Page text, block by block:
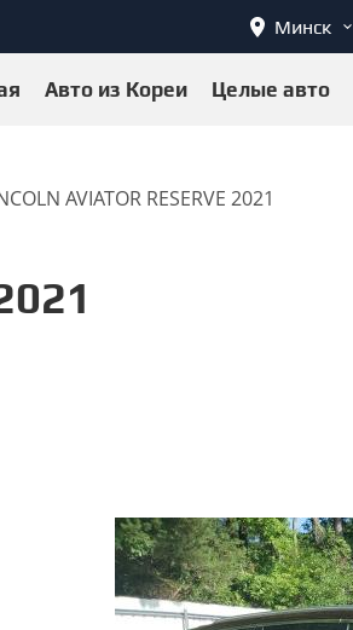
Минск
Авто из Кореи Целые авто
AVIATOR RESERVE 2021